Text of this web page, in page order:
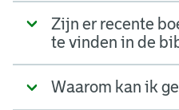
Zijn er recente
te vinden in de
Waarom kan ik